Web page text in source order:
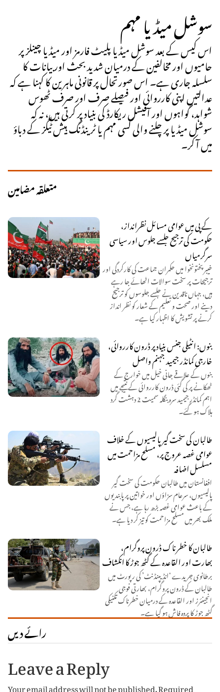
سوشل میڈیا مہم
اس کیس کے بعد سوشل میڈیا پلیٹ فارمز اور میڈیا چینلز پر
حامیوں اور مخالفین کے درمیان شدید بحث اور بیانات کا
سلسلہ جاری ہے۔ اس صورتحال پر قانونی ماہرین کا کہنا ہے کہ
عدالتیں اپنی کارروائی اور فیصلے صرف اور صرف ٹھوس
شواہد، گواہوں اور آفیشل ریکارڈ کی بنیاد پر کرتی ہیں، نہ کہ
سوشل میڈیا پر چلنے والی کسی مہم یا ٹرینڈنگ ہیش ٹیگز کے دباؤ
میں آ کر۔
متعلقہ مضامین
کے پی میں عوامی مسائل نظرانداز،
حکومت کی ترجیح جلسے جلوس اور سیاسی
سرگرمیاں
خیبر پختونخوا میں حکمران جماعت کی کارکردگی اور
ترجیحات پر سخت سوالات اٹھائے جا رہے
ہیں، جہاں ناقدین نے جلسے جلوسوں کو ترجیح
دینے اور صحت و تعلیم کے شعار کو نظر انداز
کرنے پر تشویش کا اظہار کیا ہے۔
بنوں: انٹیلی جنس بنیاد پر ڈرون کارروائی،
خارجی کمانڈر جیمید جہنم واصل
بنوں کے علاقے جانی خیل میں خوارج کے
ٹھکانے پر کی گئی ڈرون کارروائی کے نتیجے میں
اہم کمانڈر جیمید سرہ بنگلہ سمیت 2 دہشت گرد
ہلاک ہو گئے۔
طالبان کی سخت گیر پالیسیوں کے خلاف
عوامی غصہ عروج پر، مسلح مزاحمت میں
مسلسل اضافہ
افغانستان میں طالبان حکومت کی سخت گیر
پالیسیوں، سرعام سزاؤں اور خواتین پر پابندیوں
کے باعث عوامی غصہ بڑھ رہا ہے، جس نے
ملک بھر میں مسلح مزاحمت کو تیز کر دیا ہے۔
طالبان کا خطرناک ڈرون پروگرام،
بھارت اور القاعدہ کے گٹھ جوڑ کا انکشاف
برطانوی جریدے ‘انڈیپنڈنٹ’ کی رپورٹ میں
طالبان کے ڈرون پروگرام، بھارتی فوجی
انجینئرز اور القاعدہ کے درمیان خطرناک تکنیکی
گٹھ جوڑ کا پردہ فاش ہو گیا ہے۔
رائے دیں
Leave a Reply
Your email address will not be published.Required